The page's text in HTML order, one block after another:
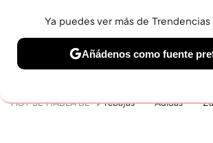
BELLEZA SHOPPING VIAJES
HOY SE HABLA DE rebajas Adidas
Ya puedes ver más de
Añádenos como fuente